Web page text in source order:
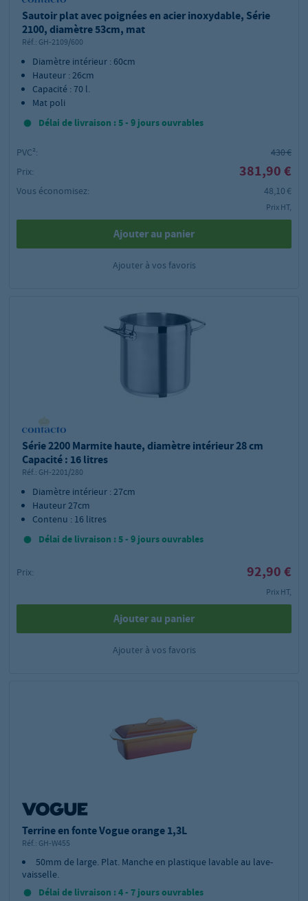
Sautoir plat avec poignées en acier inoxydable, Série
2100, diamètre 53cm, mat
Réf.: GH-2109/600
Diamètre intérieur : 60cm
Hauteur : 26cm
Capacité : 70 l.
Mat poli
Délai de livraison : 5 - 9 jours ouvrables
PVC²:
430 €
Prix:
381,90 €
Vous économisez: 48,10 €
Prix HT,
Ajouter au panier
Ajouter à vos favoris
Série 2200 Marmite haute, diamètre intérieur 28 cm
Capacité : 16 litres
Réf.: GH-2201/280
Diamètre intérieur : 27cm
Hauteur 27cm
Contenu : 16 litres
Délai de livraison : 5 - 9 jours ouvrables
Prix: 92,90 €
Prix HT,
Ajouter au panier
Ajouter à vos favoris
Terrine en fonte Vogue orange 1,3L
Réf.: GH-W455
50mm de large. Plat. Manche en plastique lavable au lave-
vaisselle.
Délai de livraison : 4 - 7 jours ouvrables